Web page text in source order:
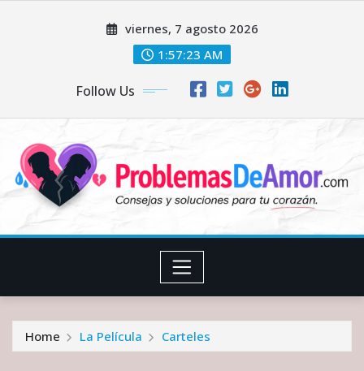
viernes, 7 agosto 2026
1:57:24 AM
Follow Us
Home La Película Carteles